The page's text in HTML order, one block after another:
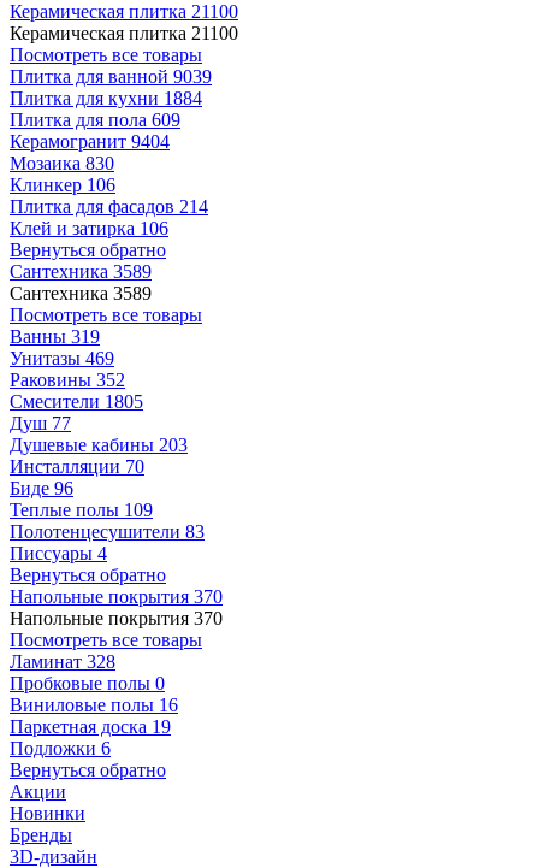
Керамическая плитка 21100
Керамическая плитка 21100
Посмотреть все товары
Плитка для ванной 9039
Плитка для кухни 1884
Плитка для пола 609
Керамогранит 9404
Мозаика 830
Клинкер 106
Плитка для фасадов 214
Клей и затирка 106
Вернуться обратно
Сантехника 3589
Сантехника 3589
Посмотреть все товары
Ванны 319
Унитазы 469
Раковины 352
Смесители 1805
Душ 77
Душевые кабины 203
Инсталляции 70
Биде 96
Теплые полы 109
Полотенцесушители 83
Писсуары 4
Вернуться обратно
Напольные покрытия 370
Напольные покрытия 370
Посмотреть все товары
Ламинат 328
Пробковые полы 0
Виниловые полы 16
Паркетная доска 19
Подложки 6
Вернуться обратно
Акции
Новинки
Бренды
3D-дизайн